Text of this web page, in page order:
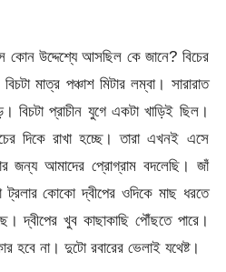
কোন উদ্দেশ্যে আসছিল কে জানে? বিচের
মাত্র পঞ্চাশ মিটার লম্বা। সারারাত
বিচটা প্রাচীন যুগে একটা খাড়িই ছিল।
দিকে রাখা হচ্ছে। তারা এখনই এসে
জন্য আমাদের প্রোগ্রাম বদলেছি। জাঁ
ট্রলার কোকো দ্বীপের ওদিকে মাছ ধরতে
দ্বীপের খুব কাছাকাছি পৌঁছতে পারে।
হবে না। দুটো রবারের ভেলাই যথেষ্ট।